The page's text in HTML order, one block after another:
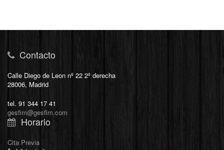
Contacto
Calle Diego de Leon nº 22 2º derecha
28006, Madrid
tel. 91 344 17 41
gesfim@gesfim.com
Horario
Cita Previa